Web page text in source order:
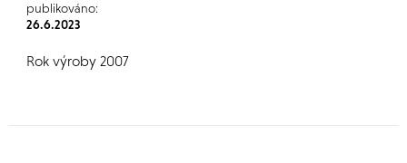
publikováno:
26.6.2023
Rok výroby 2007